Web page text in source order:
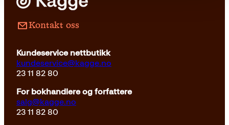
Kontakt oss
Kundeservice nettbutikk
kundeservice@kagge.no
23 11 82 80
For bokhandlere og forfattere
salg@kagge.no
23 11 82 80